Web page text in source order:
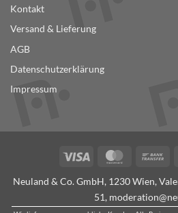
Kontakt
Versand & Lieferung
AGB
Datenschutzerklärung
Impressum
Visa MasterCard
Neuland & Co. GmbH, 1230 Wien,
51,